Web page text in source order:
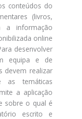
conteúdos do
(livros,
a informação
online
desenvolver
equipa e de
devem realizar
temáticas
a aplicação
sobre o qual é
escrito e